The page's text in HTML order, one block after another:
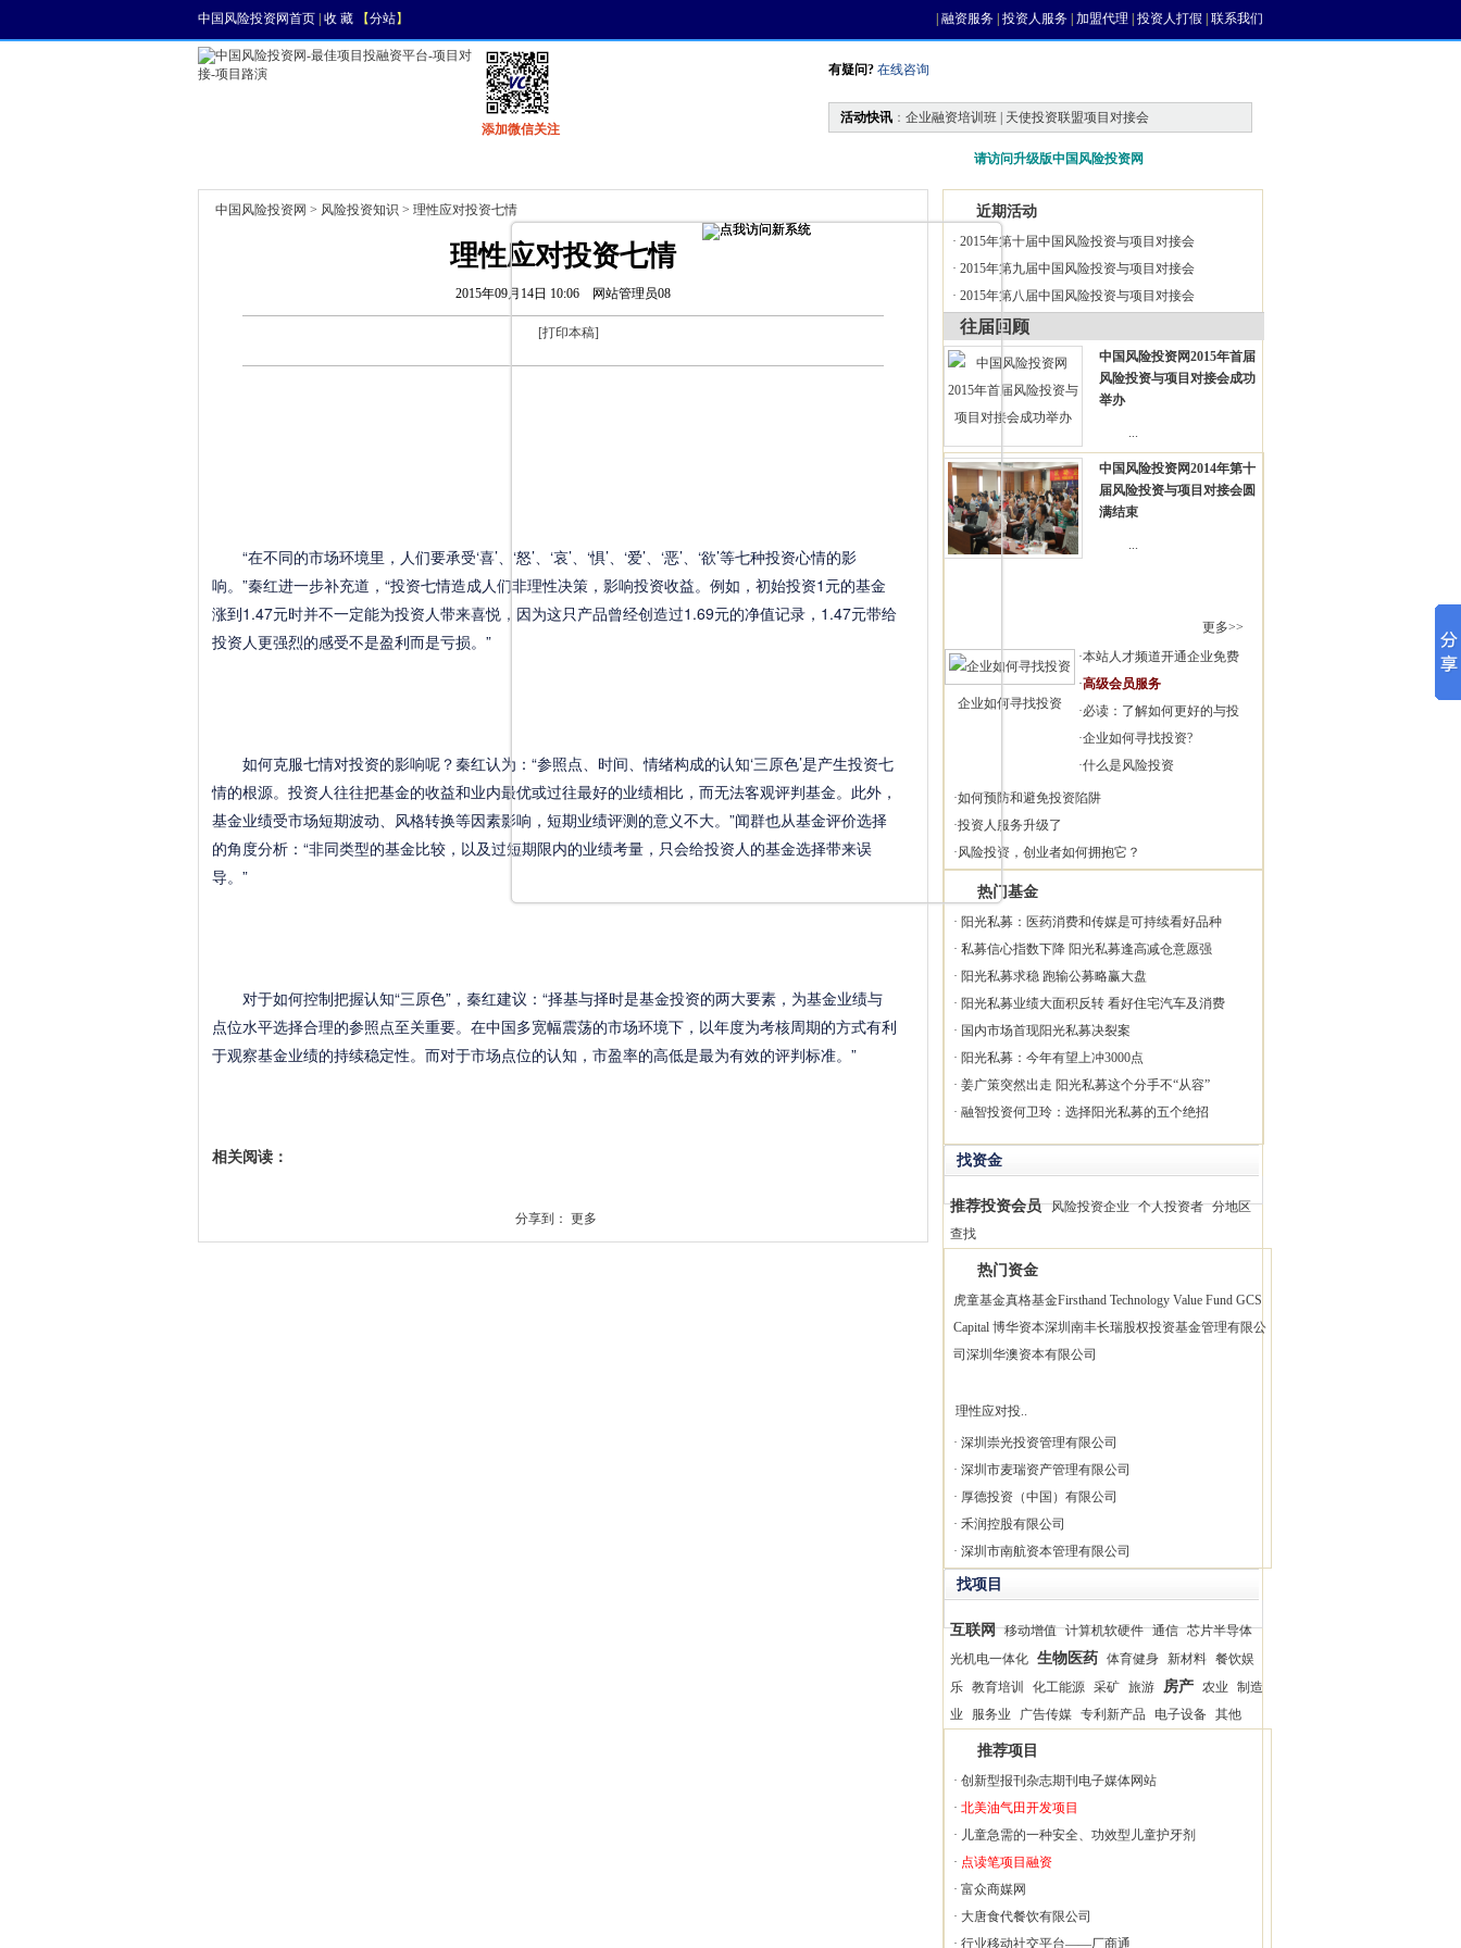
中国风险投资网首页 收 藏 【分站】 融资服务 投资人服务 加盟代理 投资人打假 联系我们
添加微信关注
有疑问? 在线咨询
活动快讯 ： 企业融资培训班 | 天使投资联盟项目对接会
请访问升级版中国风险投资网
中国风险投资网 > 风险投资知识 > 理性应对投资七情
理性应对投资七情
2015年09月14日 10:06 网站管理员08
[打印本稿]
“在不同的市场环境里，人们要承受‘喜’、‘怒’、‘哀’、‘惧’、‘爱’、‘恶’、‘欲’等七种投资心情的影
响。”秦红进一步补充道，“投资七情造成人们非理性决策，影响投资收益。例如，初始投资1元的基金
涨到1.47元时并不一定能为投资人带来喜悦，因为这只产品曾经创造过1.69元的净值记录，1.47元带给
投资人更强烈的感受不是盈利而是亏损。”
如何克服七情对投资的影响呢？秦红认为：“参照点、时间、情绪构成的认知‘三原色’是产生投资七
情的根源。投资人往往把基金的收益和业内最优或过往最好的业绩相比，而无法客观评判基金。此外，
基金业绩受市场短期波动、风格转换等因素影响，短期业绩评测的意义不大。”闻群也从基金评价选择
的角度分析：“非同类型的基金比较，以及过短期限内的业绩考量，只会给投资人的基金选择带来误
导。”
对于如何控制把握认知“三原色”，秦红建议：“择基与择时是基金投资的两大要素，为基金业绩与
点位水平选择合理的参照点至关重要。在中国多宽幅震荡的市场环境下，以年度为考核周期的方式有利
于观察基金业绩的持续稳定性。而对于市场点位的认知，市盈率的高低是最为有效的评判标准。”
相关阅读：
分享到： 更多
近期活动
· 2015年第十届中国风险投资与项目对接会
· 2015年第九届中国风险投资与项目对接会
· 2015年第八届中国风险投资与项目对接会
往届回顾
中国风险投资网2015年首届
风险投资与项目对接会成功
举办
...
中国风险投资网2014年第十
届风险投资与项目对接会圆
满结束
...
更多>>
企业如何寻找投资
·本站人才频道开通企业免费
·高级会员服务
·必读：了解如何更好的与投
·企业如何寻找投资?
·什么是风险投资
·如何预防和避免投资陷阱
·投资人服务升级了
·风险投资，创业者如何拥抱它？
热门基金
· 阳光私募：医药消费和传媒是可持续看好品种
· 私募信心指数下降 阳光私募逢高减仓意愿强
· 阳光私募求稳 跑输公募略赢大盘
· 阳光私募业绩大面积反转 看好住宅汽车及消费
· 国内市场首现阳光私募决裂案
· 阳光私募：今年有望上冲3000点
· 姜广策突然出走 阳光私募这个分手不“从容”
· 融智投资何卫玲：选择阳光私募的五个绝招
找资金
推荐投资会员 风险投资企业 个人投资者 分地区
查找
热门资金
虎童基金真格基金Firsthand Technology Value Fund GCS
Capital 博华资本深圳南丰长瑞股权投资基金管理有限公
司 深圳华澳资本有限公司
理性应对投..
· 深圳崇光投资管理有限公司
· 深圳市麦瑞资产管理有限公司
· 厚德投资（中国）有限公司
· 禾润控股有限公司
· 深圳市南航资本管理有限公司
找项目
互联网 移动增值 计算机软硬件 通信 芯片半导体
光机电一体化 生物医药 体育健身 新材料 餐饮娱
乐 教育培训 化工能源 采矿 旅游 房产 农业
制造
业
服务业 广告传媒 专利新产品 电子设备 其他
推荐项目
· 创新型报刊杂志期刊电子媒体网站
· 北美油气田开发项目
· 儿童急需的一种安全、功效型儿童护牙剂
· 点读笔项目融资
· 富众商媒网
· 大唐食代餐饮有限公司
· 行业移动社交平台——厂商通